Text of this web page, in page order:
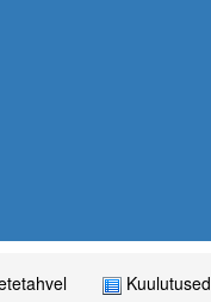
Kuulutused